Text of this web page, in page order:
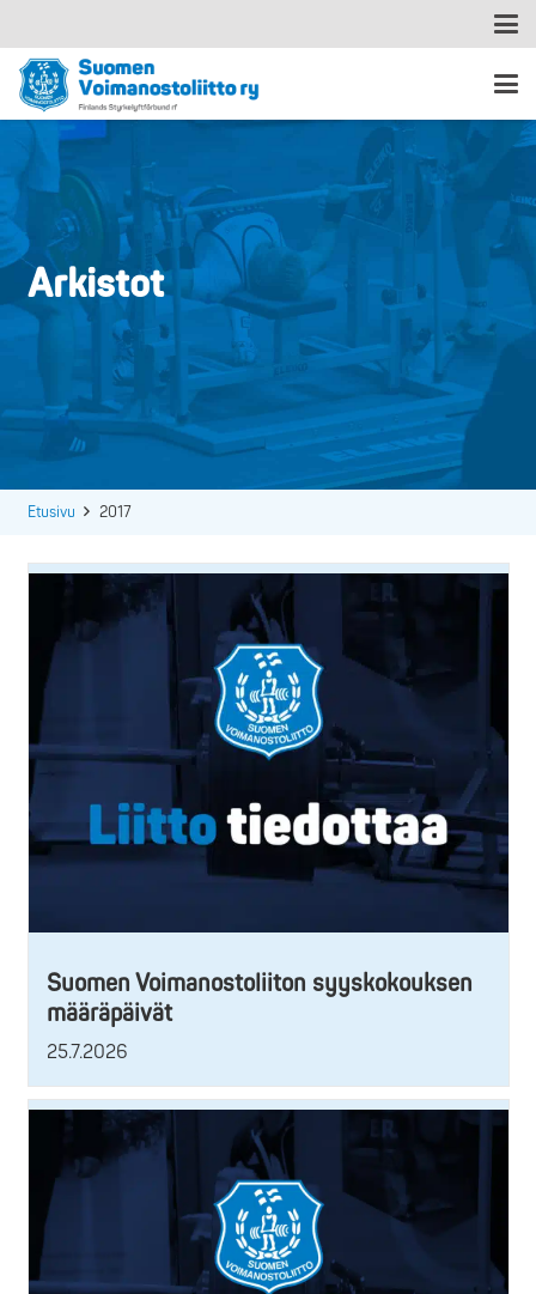
Arkistot
Etusivu 2017
Suomen Voimanostoliiton syyskokouksen
määräpäivät
25.7.2026